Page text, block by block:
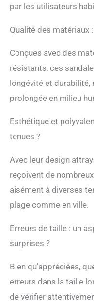
par les utilisateurs
Qualité des matériaux
Conçues avec des
résistants, ces
longévité et durabilité,
prolongée en milieu
Esthétique et
tenues ?
Avec leur design
reçoivent de
aisément à diverses
plage comme en ville.
Erreurs de taille : un
surprises ?
Bien qu’appréciées,
erreurs dans la taille
de vérifier